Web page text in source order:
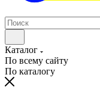
Каталог
По всему сайту
По каталогу